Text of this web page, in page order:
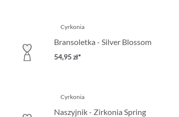
Cyrkonia
Bransoletka - Silver Blossom
54,95 zł*
Cyrkonia
Naszyjnik - Zirkonia Spring